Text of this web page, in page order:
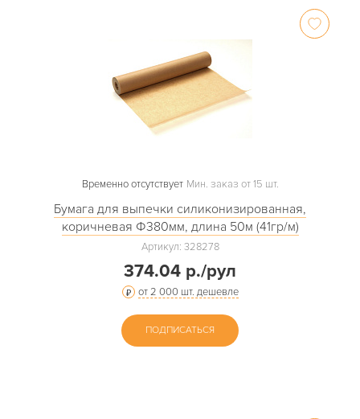
Временно отсутствует Мин. заказ от 15 шт.
Бумага для выпечки силиконизированная,
коричневая Ф380мм, длина 50м (41гр/м)
Артикул: 328278
374.04 р./рул
от 2 000 шт. дешевле
ПОДПИСАТЬСЯ